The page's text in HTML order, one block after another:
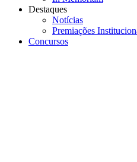
Destaques
Notícias
Premiações
Concursos